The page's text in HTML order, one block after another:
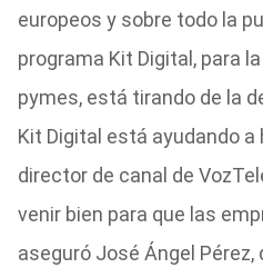
europeos y sobre todo la
programa Kit Digital, para
pymes, está tirando de la
Kit Digital está ayudando a
director de canal de
venir bien para que las
aseguró José Ángel Pérez,